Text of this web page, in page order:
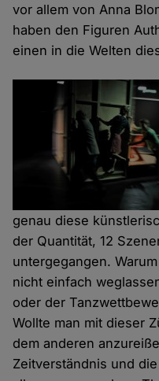
vor allem von Anna
haben den Figuren
einen in die Welten
genau diese
der Quantität, 12
untergegangen.
nicht einfach
oder der
Wollte man mit dieser
dem anderen
Zeitverständnis und